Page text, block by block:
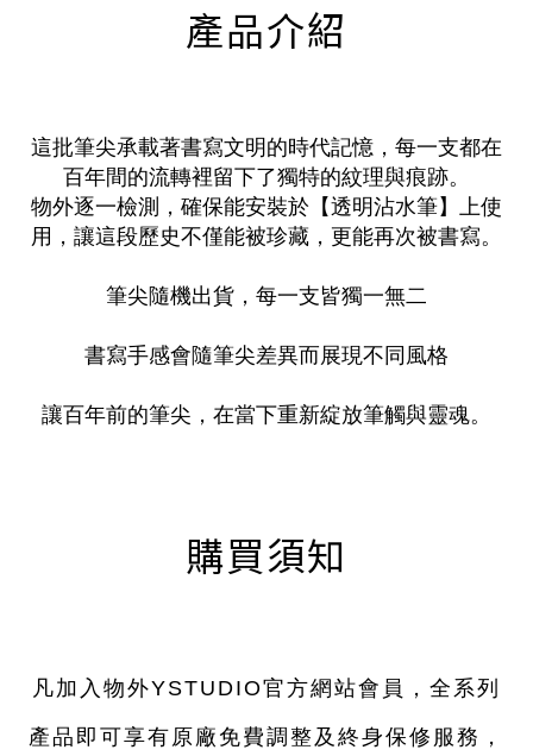
產品介紹
這批筆尖承載著書寫文明的時代記憶，每一支都在
百年間的流轉裡留下了獨特的紋理與痕跡。
物外逐一檢測，確保能安裝於【透明沾水筆】上使
用，讓這段歷史不僅能被珍藏，更能再次被書寫。
筆尖隨機出貨，每一支皆獨一無二
書寫手感會隨筆尖差異而展現不同風格
讓百年前的筆尖，在當下重新綻放筆觸與靈魂。
購買須知
凡加入物外YSTUDIO官方網站會員，全系列
產品即可享有原廠免費調整及終身保修服務，